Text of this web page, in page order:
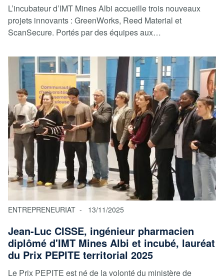
L’incubateur d’IMT Mines Albi accueille trois nouveaux
projets innovants : GreenWorks, Reed Material et
ScanSecure. Portés par des équipes aux…
ENTREPRENEURIAT 13/11/2025
Jean-Luc CISSE, ingénieur pharmacien
diplômé d'IMT Mines Albi et incubé, lauréat
du Prix PEPITE territorial 2025
Le Prix PEPITE est né de la volonté du ministère de